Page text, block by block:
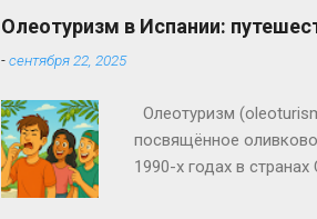
самых разных сферах
Олеотуризм в Испании:
-сентября 22, 2025
Олеотуризм
посвящённое
1990-х годах в